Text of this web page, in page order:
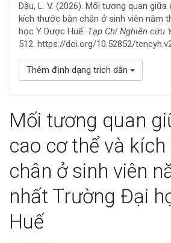
Dậu, L. V. (2026). Mối tương quan
kích thước bàn chân ở sinh viên năm
học Y Dược Huế. Tạp Chí Nghiên cứu
512. https://doi.org/10.52852/
Thêm định dạng trích dẫn
Mối tương quan
cao cơ thể và
chân ở sinh viên
nhất Trường Đại
Huế